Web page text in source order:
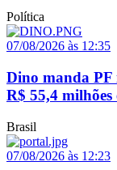
Política
07/08/2026 às 12:35
Dino manda PF
R$ 55,4 milhões
Brasil
07/08/2026 às 12:23